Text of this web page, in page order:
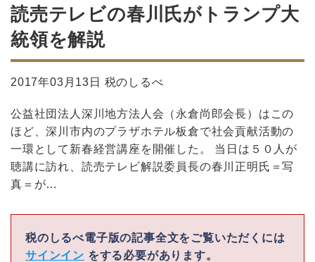
読売テレビの春川氏がトランプ大
統領を解説
2017年03月13日 税のしるべ
公益社団法人深川地方法人会（永倉尚郎会長）はこの
ほど、深川市内のプラザホテル板倉で社会貢献活動の
一環として新春経営講座を開催した。 当日は５０人が
聴講に訪れ、読売テレビ解説委員長の春川正明氏＝写
真＝が…
税のしるべ電子版の記事全文をご覧いただくには
サインイン をする必要があります。